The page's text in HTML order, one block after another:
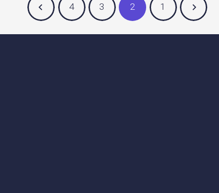
1
2
3
4